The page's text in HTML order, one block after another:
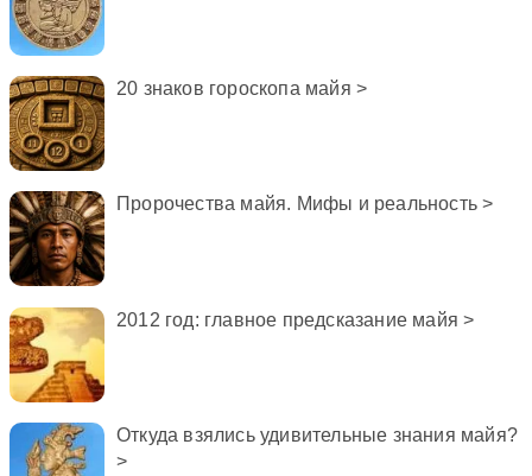
20 знаков гороскопа майя >
Пророчества майя. Мифы и реальность >
2012 год: главное предсказание майя >
Откуда взялись удивительные знания майя?
>